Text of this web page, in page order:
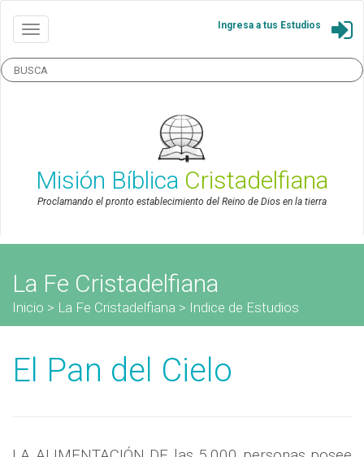
Ingresa a tus Estudios
Misión Bíblica Cristadelfiana
Proclamando el pronto establecimiento del Reino de Dios en la tierra
La Fe Cristadelfiana
Inicio > La Fe Cristadelfiana > Indice de Estudios
El Pan del Cielo